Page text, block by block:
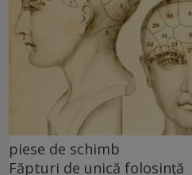
piese de schimb
Făpturi de unică folosință